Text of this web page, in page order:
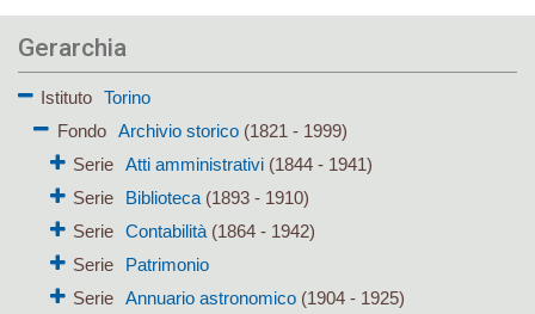
Gerarchia
Istituto
Torino
Fondo
Archivio storico(1821 - 1999)
Serie Atti amministrativi(1844 - 1941)
Serie
Biblioteca(1893 - 1910)
Serie Contabilità(1864 - 1942)
Serie
Patrimonio
Serie Annuario astronomico(1904 - 1925)